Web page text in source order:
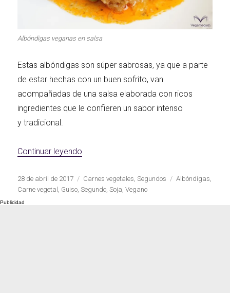
Albóndigas veganas en salsa
Estas albóndigas son súper sabrosas, ya que a parte
de estar hechas con un buen sofrito, van
acompañadas de una salsa elaborada con ricos
ingredientes que le confieren un sabor intenso
y tradicional.
Continuar leyendo
Publicado
el
28 de abril de 2017 Categorías
Carnes vegetales,Segundos Etiquetas
Albóndigas,
Carne vegetal , Guiso,Segundo,Soja,Vegano